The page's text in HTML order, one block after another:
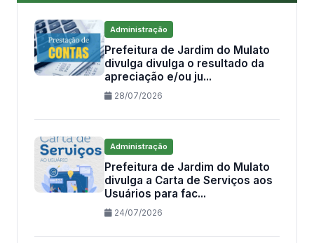
Administração
Prefeitura de Jardim do Mulato
divulga divulga o resultado da
apreciação e/ou ju...
28/07/2026
Administração
Prefeitura de Jardim do Mulato
divulga a Carta de Serviços aos
Usuários para fac...
24/07/2026